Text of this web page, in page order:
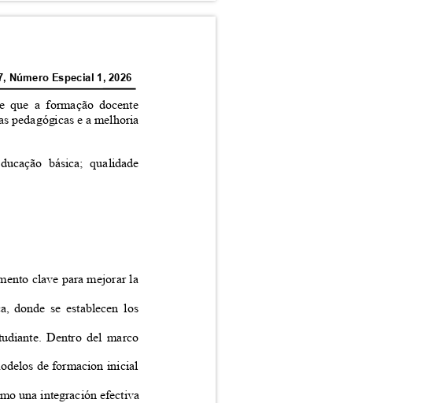
Número Especial 1, 2026
que a formação docente
pedagógicas e a melhoria
básica; qualidade
clave para mejorar la
donde se establecen los
Dentro del marco
de formacion inicial
una integración efectiva